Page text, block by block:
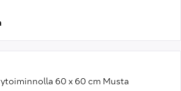
60 x 60 cm Musta